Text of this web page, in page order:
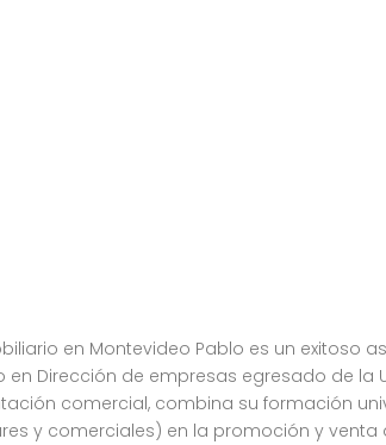
en Montevideo Pablo es un
Dirección de empresas egresado de
comercial, combina su formación
y comerciales) en la promoción y